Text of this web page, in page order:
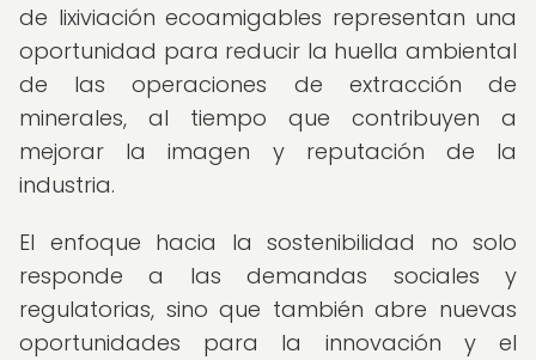
de lixiviación ecoamigables representan una
oportunidad para reducir la huella ambiental
de las operaciones de extracción de
minerales, al tiempo que contribuyen a
mejorar la imagen y reputación de la
industria.
El enfoque hacia la sostenibilidad no solo
responde a las demandas sociales y
regulatorias, sino que también abre nuevas
oportunidades para la innovación y el